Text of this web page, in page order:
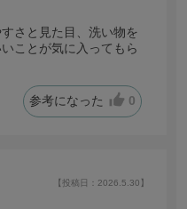
さと見た目、洗い物を
ことが気に入ってもら
参考になった 0
【投稿日：2026.5.30】